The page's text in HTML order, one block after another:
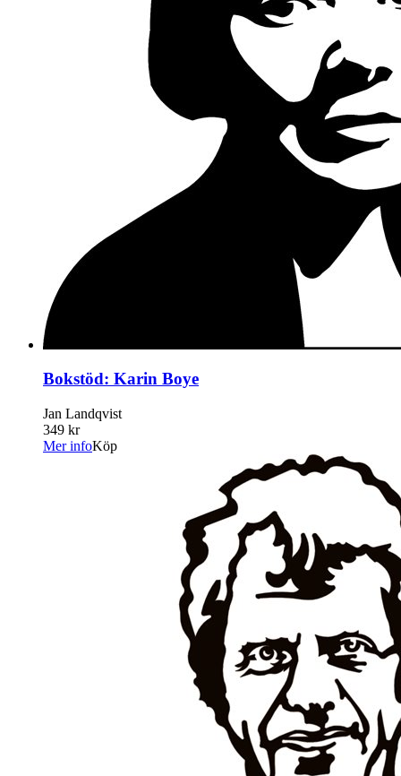
Bokstöd: Karin Boye
Jan Landqvist
349 kr
Mer infoKöp